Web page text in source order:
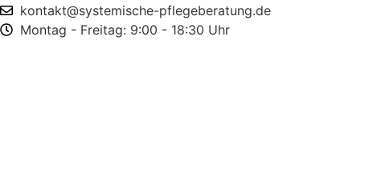
kontakt@systemische-pflegeberatung.de
Montag - Freitag: 9:00 - 18:30 Uhr